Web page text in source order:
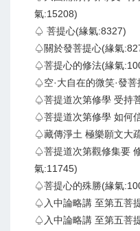
氣:15208)
♤ 菩提心(緣氣:8327)
♤關於發菩提心(緣氣
♤菩提心的修法(緣氣
♤空·大自在的微笑·發
♤菩提道次第修學 受持
♤菩提道次第修學 如何
♤藏傳淨土 極樂願文大
♤菩提道次第觀修集要
氣:11745)
♤菩提心的殊勝(緣氣
♤入中論略講 至第五菩
♤入中論略講 至第五菩